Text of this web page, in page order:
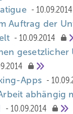
10.09.2014
Auftrag der
10.09.2014
Apps
abhängig
10.09.2014